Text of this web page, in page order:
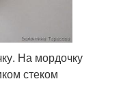
На мордочку
стеком